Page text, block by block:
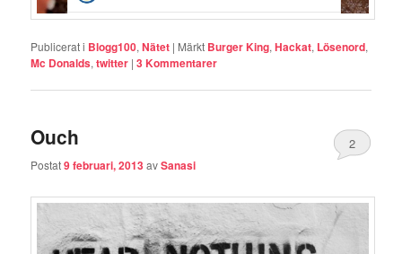
Publicerat i Blogg100,Nätet | Märkt Burger King,Hackat, Lösenord,
Mc Donalds,twitter |3Kommentarer
Ouch
Postat9 februari, 2013avSanasi
2